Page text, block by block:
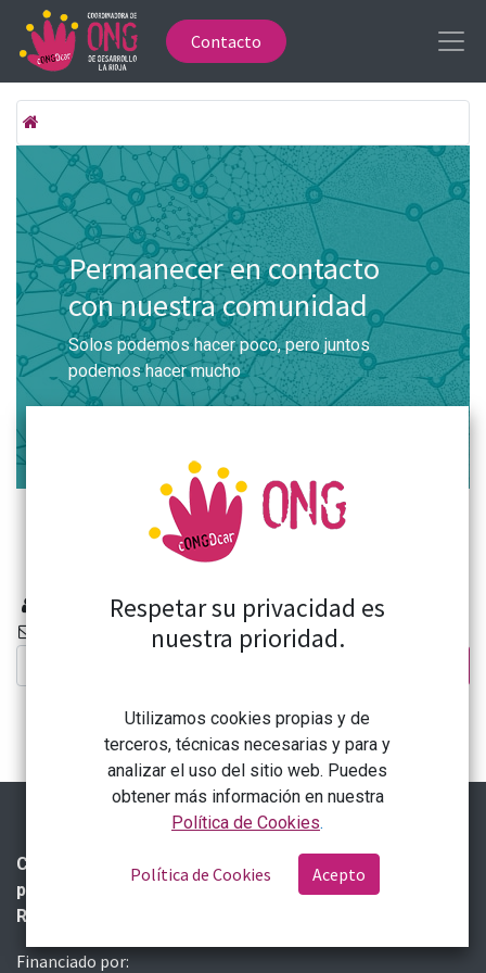
Contacto
Permanecer en contacto
con nuestra comunidad
Solos podemos hacer poco, pero juntos
podemos hacer mucho
Debates CONGDCAR
0 miembros
0 mensajes / mes
Coordinadora de Organizaciones No Gubernamentales
para el Desarrollo en la Comunidad Autónoma de La
Rioja (CONGDCAR)
Financiado por:
Respetar su privacidad es
nuestra prioridad.
Utilizamos cookies propias y de
terceros, técnicas necesarias y para y
analizar el uso del sitio web. Puedes
obtener más información en nuestra
Política de Cookies.
Política de Cookies Acepto